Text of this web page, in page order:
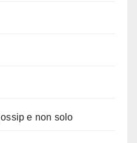
e non solo